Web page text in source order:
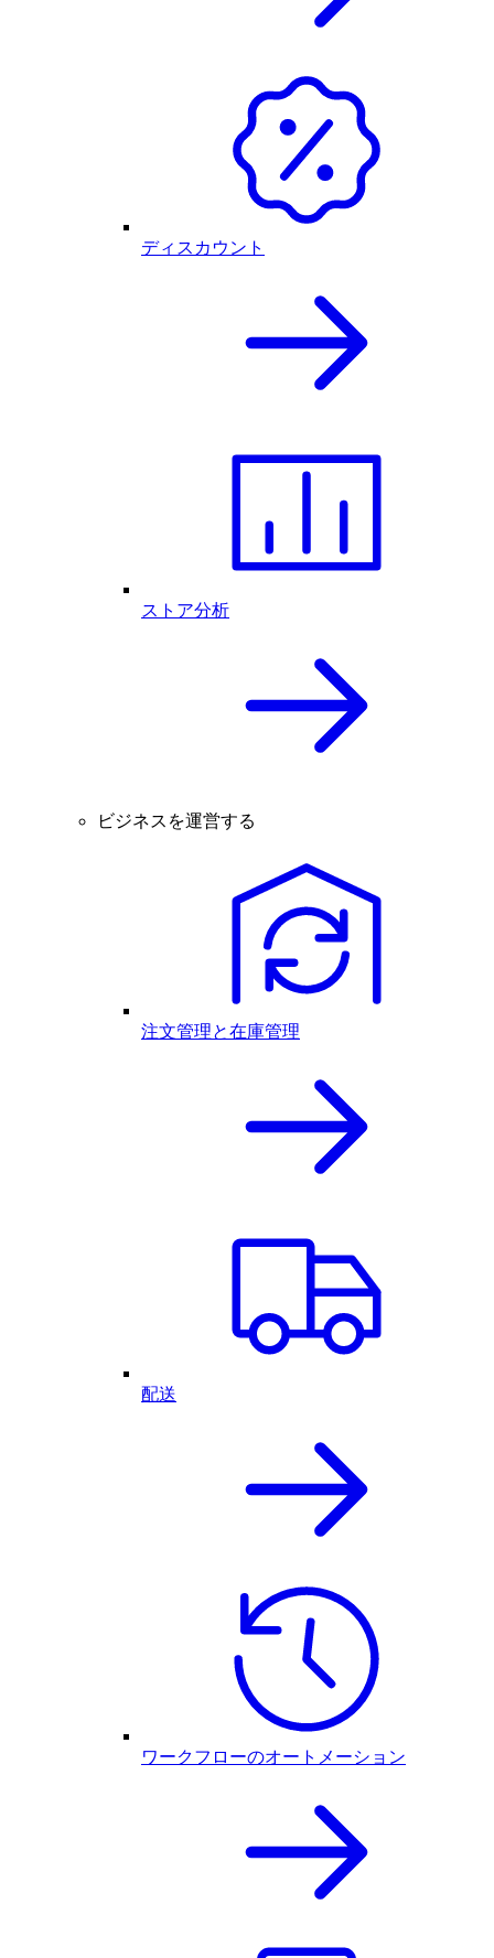
ディスカウント
ストア分析
ビジネスを運営する
注文管理と在庫管理
配送
ワークフローのオートメーション